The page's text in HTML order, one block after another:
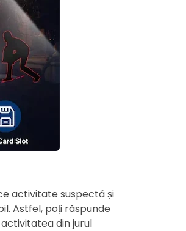
activitate suspectă și
Astfel, poți răspunde
din jurul